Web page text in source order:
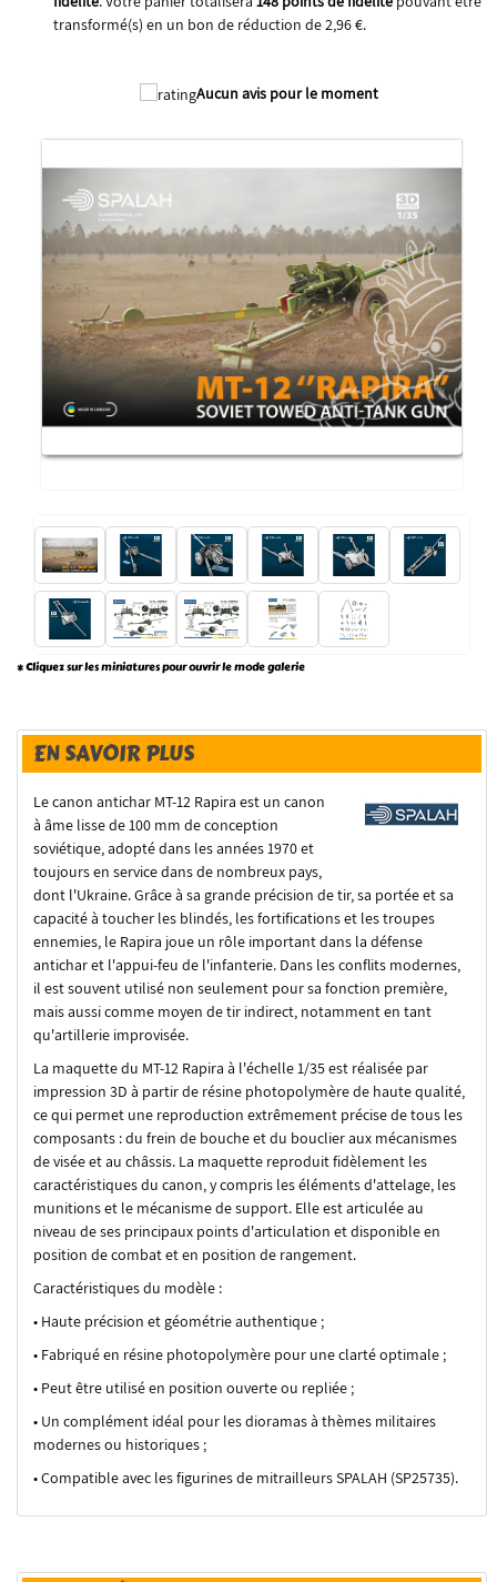
transformé(s) en un bon de réduction de2,96 €.
Aucun avis pour le moment
2026
* Cliquez sur les miniatures pour ouvrir le mode galerie
EN SAVOIR PLUS
Le canon antichar MT-12 Rapira est un canon
à âme lisse de 100 mm de conception
soviétique, adopté dans les années 1970 et
toujours en service dans de nombreux pays,
dont l'Ukraine. Grâce à sa grande précision de tir, sa portée et sa
capacité à toucher les blindés, les fortifications et les troupes
ennemies, le Rapira joue un rôle important dans la défense
antichar et l'appui-feu de l'infanterie. Dans les conflits modernes,
il est souvent utilisé non seulement pour sa fonction première,
mais aussi comme moyen de tir indirect, notamment en tant
qu'artillerie improvisée.
La maquette du MT-12 Rapira à l'échelle 1/35 est réalisée par
impression 3D à partir de résine photopolymère de haute qualité,
ce qui permet une reproduction extrêmement précise de tous les
composants : du frein de bouche et du bouclier aux mécanismes
de visée et au châssis. La maquette reproduit fidèlement les
caractéristiques du canon, y compris les éléments d'attelage, les
munitions et le mécanisme de support. Elle est articulée au
niveau de ses principaux points d'articulation et disponible en
position de combat et en position de rangement.
Caractéristiques du modèle :
• Haute précision et géométrie authentique ;
• Fabriqué en résine photopolymère pour une clarté optimale ;
• Peut être utilisé en position ouverte ou repliée ;
• Un complément idéal pour les dioramas à thèmes militaires
modernes ou historiques ;
• Compatible avec les figurines de mitrailleurs SPALAH (SP25735).